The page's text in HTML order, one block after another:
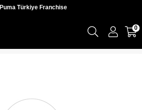
Puma Türkiye Franchise
0